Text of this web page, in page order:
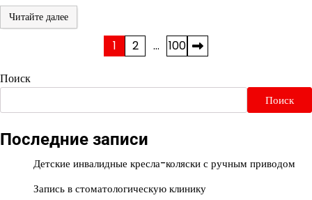
Читайте далее
записей
1 2 … 100
Поиск
Поиск
Последние записи
Детские инвалидные кресла-коляски с ручным приводом
Запись в стоматологическую клинику